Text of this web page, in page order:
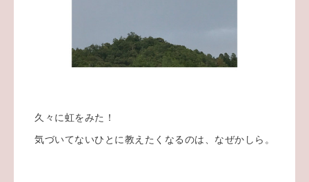
久々に虹をみた！
気づいてないひとに教えたくなるのは、なぜかしら。